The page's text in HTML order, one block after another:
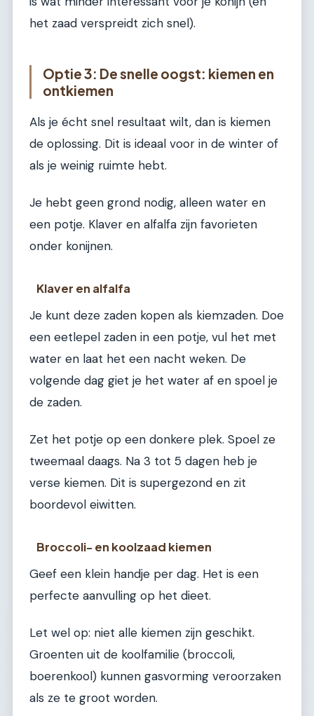
het zaad verspreidt zich snel).
Optie 3: De snelle oogst: kiemen en
ontkiemen
Als je écht snel resultaat wilt, dan is kiemen
de oplossing. Dit is ideaal voor in de winter of
als je weinig ruimte hebt.
Je hebt geen grond nodig, alleen water en
een potje. Klaver en alfalfa zijn favorieten
onder konijnen.
Klaver en alfalfa
Je kunt deze zaden kopen als kiemzaden. Doe
een eetlepel zaden in een potje, vul het met
water en laat het een nacht weken. De
volgende dag giet je het water af en spoel je
de zaden.
Zet het potje op een donkere plek. Spoel ze
tweemaal daags. Na 3 tot 5 dagen heb je
verse kiemen. Dit is supergezond en zit
boordevol eiwitten.
Broccoli- en koolzaad kiemen
Geef een klein handje per dag. Het is een
perfecte aanvulling op het dieet.
Let wel op: niet alle kiemen zijn geschikt.
Groenten uit de koolfamilie (broccoli,
boerenkool) kunnen gasvorming veroorzaken
als ze te groot worden.